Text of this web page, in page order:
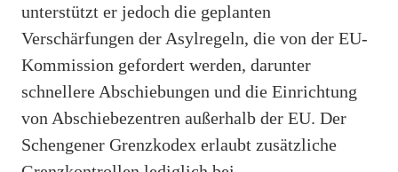
unterstützt er jedoch die geplanten
Verschärfungen der Asylregeln, die von der EU-
Kommission gefordert werden, darunter
schnellere Abschiebungen und die Einrichtung
von Abschiebezentren außerhalb der EU. Der
Schengener Grenzkodex erlaubt zusätzliche